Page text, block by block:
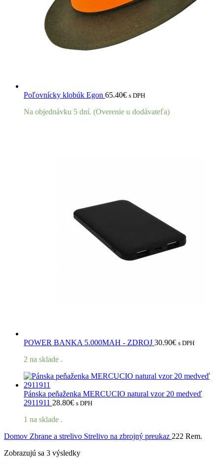
Poľovnícky klobúk Egon 65.40€ s DPH
Na objednávku 5 dní. (Overenie u dodávateľa)
POWER BANKA 5.000MAH - ZDROJ 30.90€ s DPH
2 na sklade .
Pánska peňaženka MERCUCIO natural vzor 20 medveď
2911911 28.80€ s DPH
1 na sklade .
Domov Zbrane a strelivo Strelivo na zbrojný preukaz 222 Rem.
Zobrazujú sa 3 výsledky